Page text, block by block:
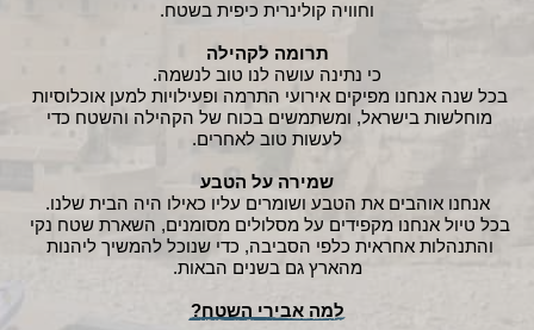
וחוויה קולינרית כיפית בשטח.
תרומה לקהילה
כי נתינה עושה לנו טוב לנשמה.
בכל שנה אנחנו מפיקים אירועי התרמה ופעילויות למען אוכלוסיות
מוחלשות בישראל, ומשתמשים בכוח של הקהילה והשטח כדי
לעשות טוב לאחרים.
שמירה על הטבע
אנחנו אוהבים את הטבע ושומרים עליו כאילו היה הבית שלנו.
בכל טיול אנחנו מקפידים על מסלולים מסומנים, השארת שטח נקי
והתנהלות אחראית כלפי הסביבה, כדי שנוכל להמשיך ליהנות
מהארץ גם בשנים הבאות.
למה אבירי השטח?